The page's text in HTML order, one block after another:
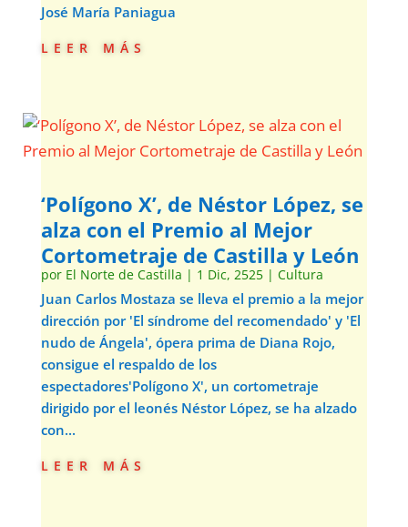
José María Paniagua
leer más
‘Polígono X’, de Néstor López, se
alza con el Premio al Mejor
Cortometraje de Castilla y León
por El Norte de Castilla | 1 Dic, 2525| Cultura
Juan Carlos Mostaza se lleva el premio a la mejor
dirección por 'El síndrome del recomendado' y 'El
nudo de Ángela', ópera prima de Diana Rojo,
consigue el respaldo de los
espectadores'Polígono X', un cortometraje
dirigido por el leonés Néstor López, se ha alzado
con...
leer más